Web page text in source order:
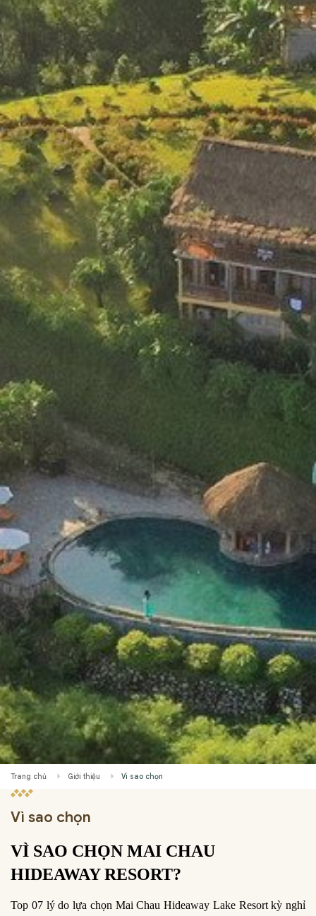
Trang chủ Giới thiệu Vì sao chọn
Vì sao chọn
VÌ SAO CHỌN MAI CHAU
HIDEAWAY RESORT?
Top 07 lý do lựa chọn Mai Chau Hideaway Lake Resort kỳ nghỉ